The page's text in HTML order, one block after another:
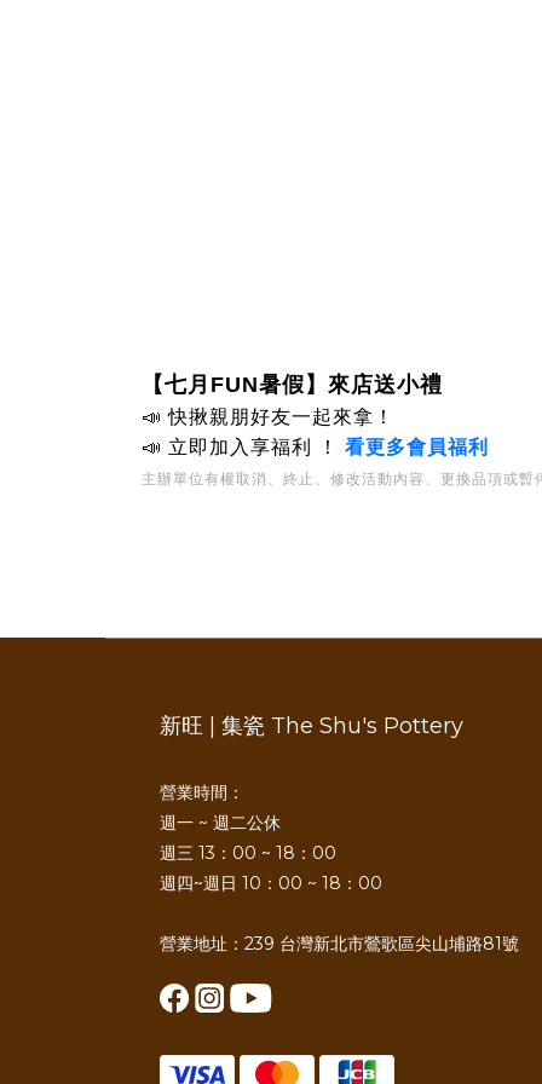
【七月FUN暑假 】來店送小禮
📣快揪親朋好友一起來拿！
📣 立即加入享福利 ！ 看更多會員福利
主辦單位有權取消、終止、修改活動內容、更換品項或
新旺 | 集瓷 The Shu's Pottery
營業時間：
週一 ~ 週二公休
週三 13：00 ~ 18：00
週四~週日 10：00 ~ 18：00
營業地址：239 台灣新北市鶯歌區尖山埔路81號